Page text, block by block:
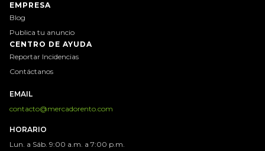
EMPRESA
Blog
Publica tu anuncio
CENTRO DE AYUDA
Reportar Incidencias
Contáctanos
EMAIL
contacto@mercadorento.com
HORARIO
Lun. a Sáb. 9:00 a.m. a 7:00 p.m.